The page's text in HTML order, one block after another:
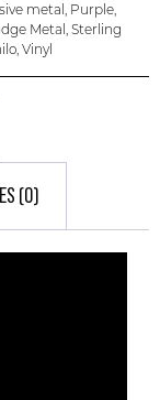
metal , Purple,
Metal , Sterling
, Vinyl
(0)